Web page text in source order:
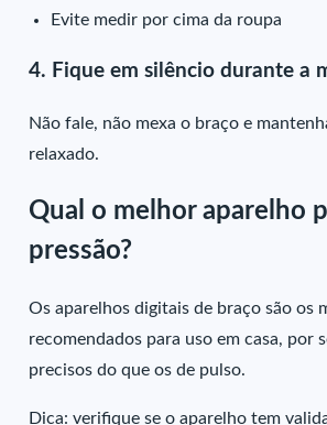
Evite medir por cima da roupa
4. Fique em silêncio durante a
Não fale, não mexa o braço e
relaxado.
Qual o melhor aparelho
pressão?
Os aparelhos digitais de braço são os
recomendados para uso em casa, por
precisos do que os de pulso.
Dica: verifique se o aparelho tem